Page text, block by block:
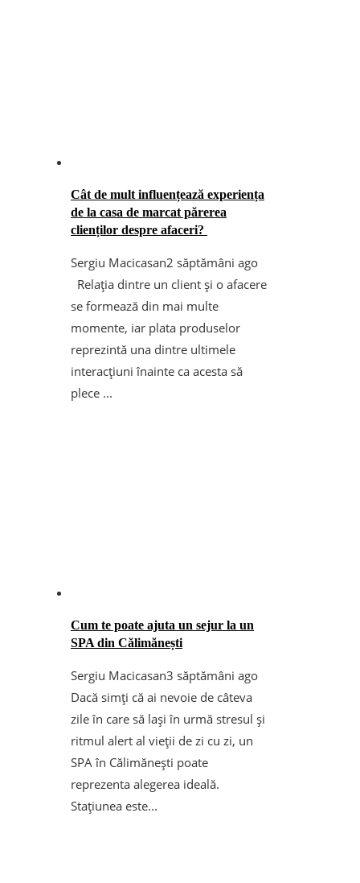
Cât de mult influențează experiența
de la casa de marcat părerea
clienților despre afaceri?
Sergiu Macicasan2 săptămâni ago
Relația dintre un client și o afacere
se formează din mai multe
momente, iar plata produselor
reprezintă una dintre ultimele
interacțiuni înainte ca acesta să
plece ...
Cum te poate ajuta un sejur la un
SPA din Călimănești
Sergiu Macicasan3 săptămâni ago
Dacă simți că ai nevoie de câteva
zile în care să lași în urmă stresul și
ritmul alert al vieții de zi cu zi, un
SPA în Călimănești poate
reprezenta alegerea ideală.
Stațiunea este...